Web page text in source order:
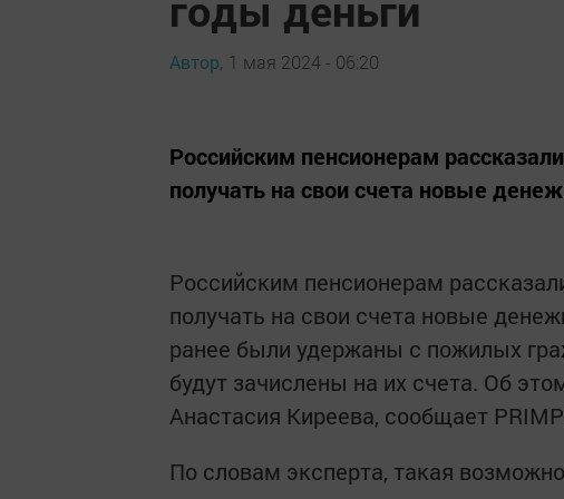
Автор, 1 мая 2024 - 06:20
Российским пенсионерам
получать на свои счета новые
Российским пенсионерам
получать на свои счета новые
ранее были удержаны с пожилых
будут зачислены на их счета. Об
Анастасия Киреева, сообщает
По словам эксперта, такая